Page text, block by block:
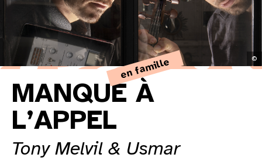
voir le programme cinéma
©
en famille
MANQUE À
L’APPEL
Tony Melvil & Usmar